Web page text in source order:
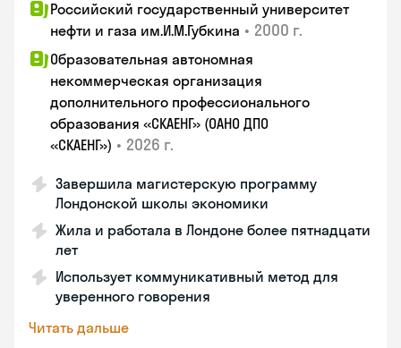
Российский государственный университет
нефти и газа им.И.М.Губкина • 2000 г.
Образовательная автономная
некоммерческая организация
дополнительного профессионального
образования «СКАЕНГ» (ОАНО ДПО
«СКАЕНГ») • 2026 г.
Завершила магистерскую программу
Лондонской школы экономики
Жила и работала в Лондоне более пятнадцати
лет
Использует коммуникативный метод для
уверенного говорения
Читать дальше